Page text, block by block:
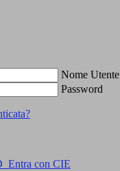
Nome Utente
Password
Entra con CIE